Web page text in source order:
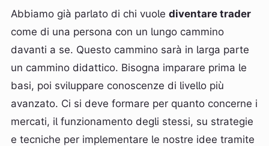
Abbiamo già parlato di chi vuole diventare trader
come di una persona con un lungo cammino
davanti a se. Questo cammino sarà in larga parte
un cammino didattico. Bisogna imparare prima le
basi, poi sviluppare conoscenze di livello più
avanzato. Ci si deve formare per quanto concerne i
mercati, il funzionamento degli stessi, su strategie
e tecniche per implementare le nostre idee tramite